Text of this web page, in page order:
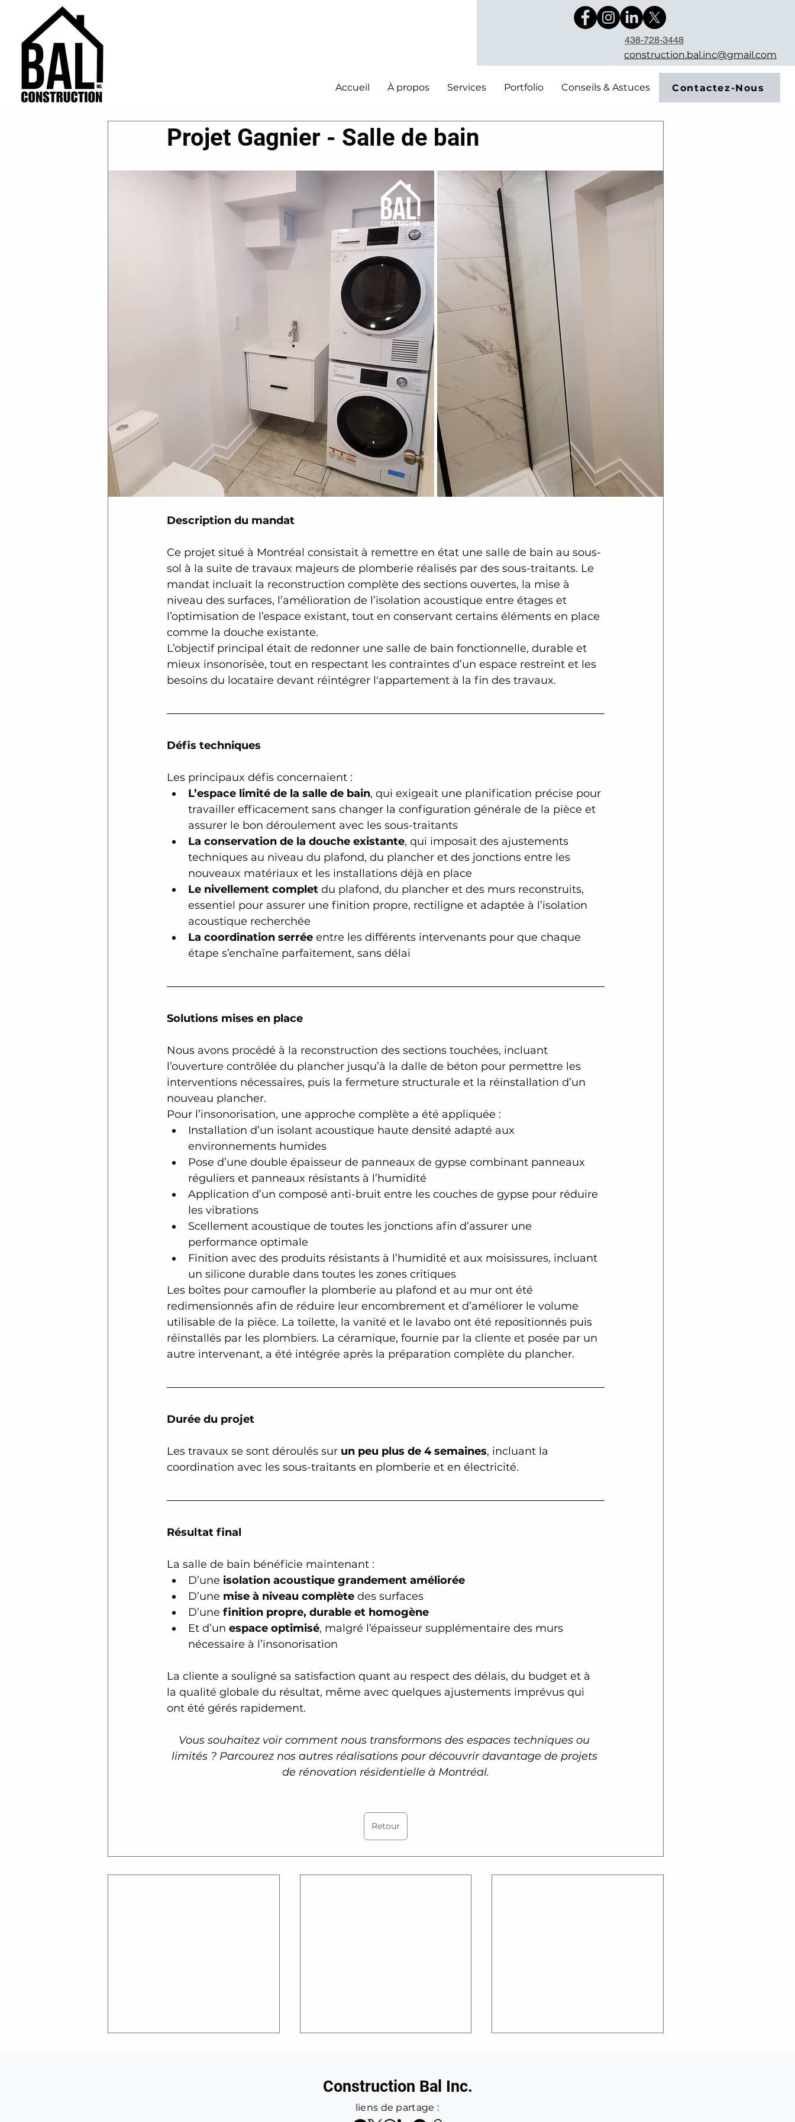
438-728-3448
construction.bal.inc@gmail.com
Accueil À propos Services Portfolio Conseils & Astuces Contactez-Nous
Projet Gagnier - Salle de bain
Description du mandat
Ce projet situé à Montréal consistait à remettre en état une salle de bain au sous-
sol à la suite de travaux majeurs de plomberie réalisés par des sous-traitants. Le
mandat incluait la reconstruction complète des sections ouvertes, la mise à
niveau des surfaces, l’amélioration de l’isolation acoustique entre étages et
l’optimisation de l’espace existant, tout en conservant certains éléments en place
comme la douche existante.
L’objectif principal était de redonner une salle de bain fonctionnelle, durable et
mieux insonorisée, tout en respectant les contraintes d’un espace restreint et les
besoins du locataire devant réintégrer l'appartement à la fin des travaux.
Défis techniques
Les principaux défis concernaient :
L’espace limité de la salle de bain, qui exigeait une planification précise pour
travailler efficacement sans changer la configuration générale de la pièce et
assurer le bon déroulement avec les sous-traitants
La conservation de la douche existante, qui imposait des ajustements
techniques au niveau du plafond, du plancher et des jonctions entre les
nouveaux matériaux et les installations déjà en place
Le nivellement complet du plafond, du plancher et des murs reconstruits,
essentiel pour assurer une finition propre, rectiligne et adaptée à l’isolation
acoustique recherchée
La coordination serrée entre les différents intervenants pour que chaque
étape s’enchaîne parfaitement, sans délai
Solutions mises en place
Nous avons procédé à la reconstruction des sections touchées, incluant
l’ouverture contrôlée du plancher jusqu’à la dalle de béton pour permettre les
interventions nécessaires, puis la fermeture structurale et la réinstallation d’un
nouveau plancher.
Pour l’insonorisation, une approche complète a été appliquée :
Installation d’un isolant acoustique haute densité adapté aux
environnements humides
Pose d’une double épaisseur de panneaux de gypse combinant panneaux
réguliers et panneaux résistants à l’humidité
Application d’un composé anti-bruit entre les couches de gypse pour réduire
les vibrations
Scellement acoustique de toutes les jonctions afin d’assurer une
performance optimale
Finition avec des produits résistants à l’humidité et aux moisissures, incluant
un silicone durable dans toutes les zones critiques
Les boîtes pour camoufler la plomberie au plafond et au mur ont été
redimensionnés afin de réduire leur encombrement et d’améliorer le volume
utilisable de la pièce. La toilette, la vanité et le lavabo ont été repositionnés puis
réinstallés par les plombiers. La céramique, fournie par la cliente et posée par un
autre intervenant, a été intégrée après la préparation complète du plancher.
Durée du projet
Les travaux se sont déroulés sur un peu plus de 4 semaines, incluant la
coordination avec les sous-traitants en plomberie et en électricité.
Résultat final
La salle de bain bénéficie maintenant :
D’une isolation acoustique grandement améliorée
D’une mise à niveau complète des surfaces
D’une finition propre, durable et homogène
Et d’un espace optimisé, malgré l’épaisseur supplémentaire des murs
nécessaire à l’insonorisation
La cliente a souligné sa satisfaction quant au respect des délais, du budget et à
la qualité globale du résultat, même avec quelques ajustements imprévus qui
ont été gérés rapidement.
Vous souhaitez voir comment nous transformons des espaces techniques ou
limités ? Parcourez nos autres réalisations pour découvrir davantage de projets
de rénovation résidentielle à Montréal.
Retour
Construction Bal Inc.
liens de partage :